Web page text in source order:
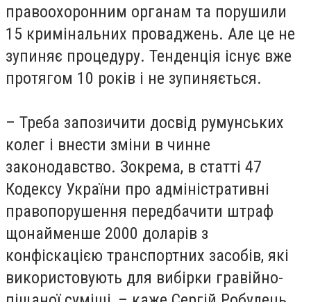
правоохоронним органам та порушили
15 кримінальних проваджень. Але це не
зупиняє процедуру. Тенденція існує вже
протягом 10 років і не зупиняється.
– Треба запозичити досвід румунських
колег і внести зміни в чинне
законодавство. Зокрема, в статті 47
Кодексу України про адміністративні
правопорушення передбачити штраф
щонайменше 2000 доларів з
конфіскацією транспортних засобів, які
використовують для вибірки гравійно-